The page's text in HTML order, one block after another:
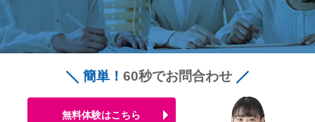
簡単！ 60秒でお問合わせ
無料体験はこちら